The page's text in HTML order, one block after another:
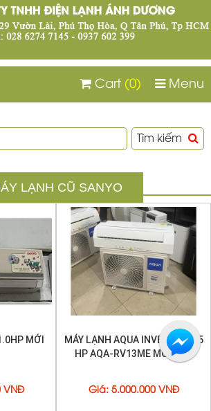
Menu
Cart (0)
Tìm kiếm
LẠNH CŨ SANYO
MỚI
VNĐ
MÁY LẠNH AQUA INVERTER 1.5
HP AQA-RV13ME MỚI 99%
Giá: 5.000.000 VNĐ